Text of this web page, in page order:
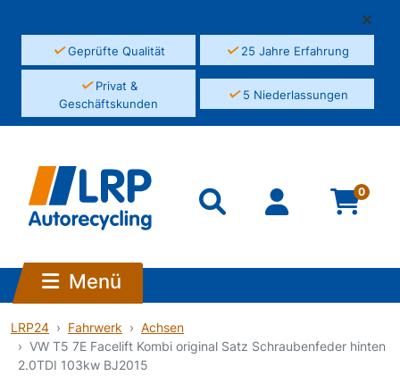
✓Geprüfte Qualität ✓25 Jahre Erfahrung
✓Privat &
Geschäftskunden
✓5 Niederlassungen
0
Menü
LRP24 Fahrwerk
Achsen
VW T5 7E Facelift Kombi original Satz Schraubenfeder hinten
2.0TDI 103kw BJ2015